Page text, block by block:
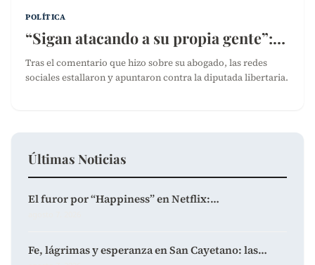
POLÍTICA
“Sigan atacando a su propia gente”:…
Tras el comentario que hizo sobre su abogado, las redes
sociales estallaron y apuntaron contra la diputada libertaria.
Últimas Noticias
El furor por “Happiness” en Netflix:…
Fe, lágrimas y esperanza en San Cayetano: las…